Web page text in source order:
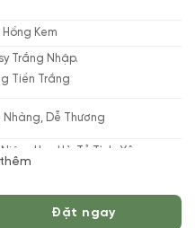
Kem
Trắng Nhập.
Tiền Trắng
Nhàng, Dễ Thương
Hẹn Hò, Tỏ Tình, Yêu
Đặt ngay